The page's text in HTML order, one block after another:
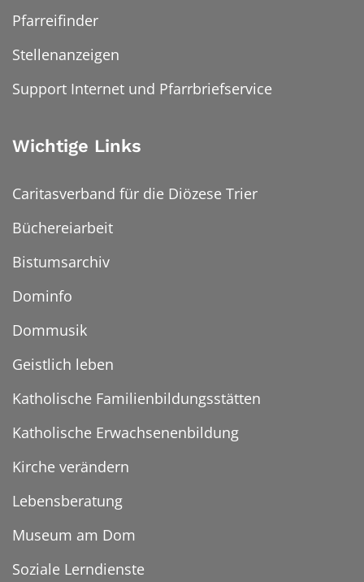
Pfarreifinder
Stellenanzeigen
Support Internet und Pfarrbriefservice
Wichtige Links
Caritasverband für die Diözese Trier
Büchereiarbeit
Bistumsarchiv
Dominfo
Dommusik
Geistlich leben
Katholische Familienbildungsstätten
Katholische Erwachsenenbildung
Kirche verändern
Lebensberatung
Museum am Dom
Soziale Lerndienste